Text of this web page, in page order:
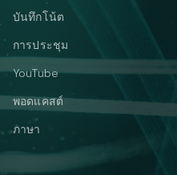
บันทึกโน้ต
การประชุม
YouTube
พอดแคสต์
ภาษา